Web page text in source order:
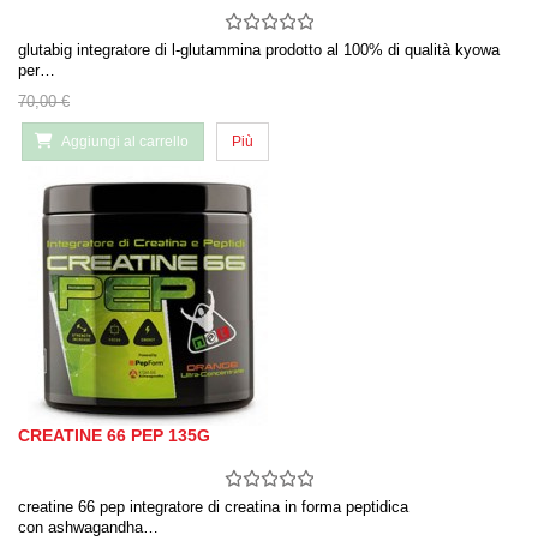
glutabig integratore di l-glutammina prodotto al 100% di qualità kyowa
per…
70,00 €
Aggiungi al carrello Più
CREATINE 66 PEP 135G
creatine 66 pep integratore di creatina in forma peptidica
con ashwagandha…